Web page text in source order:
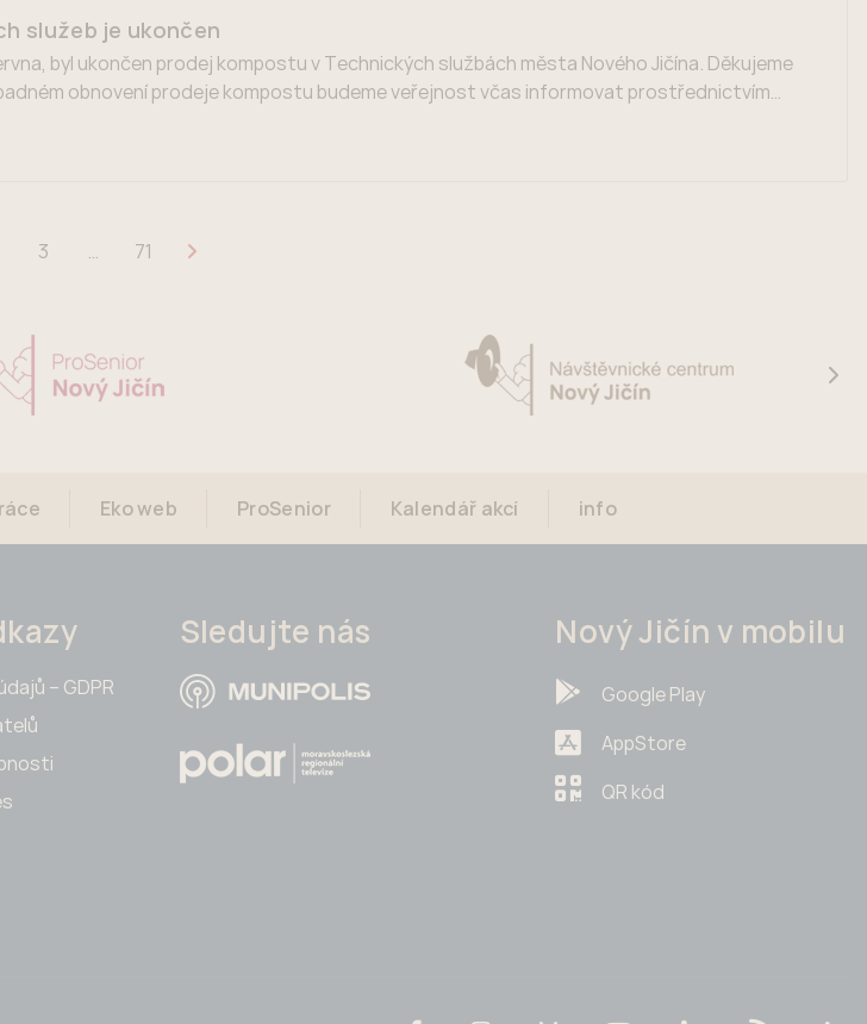
služeb je ukončen
byl ukončen prodej kompostu v Technických službách města Nového Jičína. Děkujeme
obnovení prodeje kompostu budeme veřejnost včas informovat prostřednictvím
3 … 71
Eko web ProSenior Kalendář akcí info
– GDPR
Sledujte nás Nový Jičín v mobilu
Google Play
AppStore
QR kód